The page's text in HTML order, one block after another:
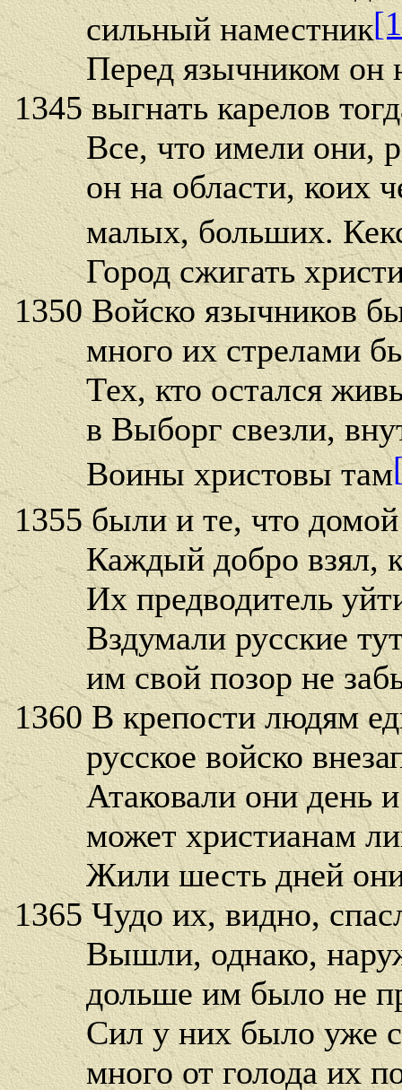
сильный наместник
Перед язычником он
1345 выгнать карелов
Все, что имели они,
он на области, коих
малых, больших.
Город сжигать
1350 Войско язычников
много их стрелами
Тех, кто остался
в Выборг свезли,
Воины христовы там
1355 были и те, что
Каждый добро взял,
Их предводитель уйти
Вздумали русские тут
им свой позор не
1360 В крепости людям
русское войско
Атаковали они день и
может христианам
Жили шесть дней они
1365 Чудо их, видно,
Вышли, однако,
дольше им было не
Сил у них было уже
много от голода их